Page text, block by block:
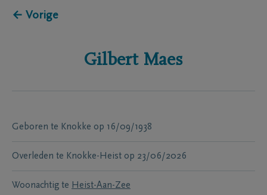
← Vorige
Gilbert Maes
Geboren te Knokke op 16/09/1938
Overleden te Knokke-Heist op 23/06/2026
Woonachtig te Heist-Aan-Zee